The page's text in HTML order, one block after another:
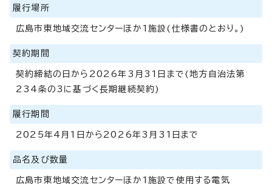
履行場所
広島市東地域交流センターほか1施設(仕様書のとおり。)
契約期間
契約締結の日から2026年3月31日まで(地方自治法第
234条の3に基づく長期継続契約)
履行期間
2025年4月1日から2026年3月31日まで
品名及び数量
広島市東地域交流センターほか1施設で使用する電気